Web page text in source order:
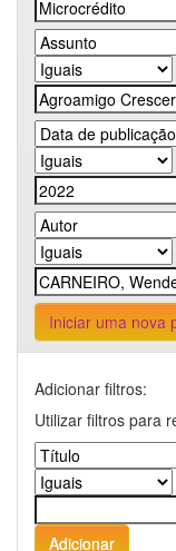
Iniciar uma nova
Adicionar filtros:
Utilizar filtros para